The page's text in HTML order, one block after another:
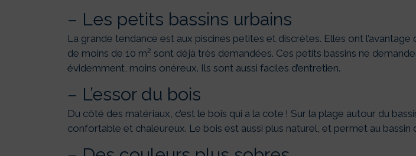
– Les petits bassins urbains
La grande tendance est aux piscines petites et discrètes. Elles ont
de moins de 10 m² sont déjà très demandées. Ces petits bassins ne
évidemment, moins onéreux. Ils sont aussi faciles d’entretien.
– L’essor du bois
Du côté des matériaux, c’est le bois qui a la cote ! Sur la plage autour du
confortable et chaleureux. Le bois est aussi plus naturel, et permet au